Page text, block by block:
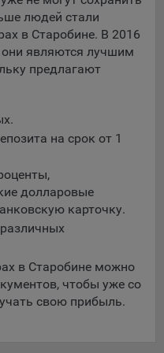
использования
информацию для
определения целевой
Яндекс.Метрика,
не более года;
веб-аналитических
сервере Общества и не
из которых хранятся во
cookie не позволяет
сайта, в том числе
людей стали
в Старобине. В 2016
являются лучшим
предлагают
на срок от 1
долларовые
карточку.
в Старобине можно
чтобы уже со
свою прибыль.